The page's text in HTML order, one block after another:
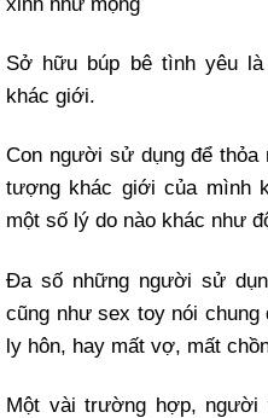
Sở hữu búp bê tình yêu
khác giới.
Con người sử dụng để thỏa
tượng khác giới của mình
một số lý do nào khác như
Đa số những người sử
cũng như sex toy nói
ly hôn, hay mất vợ, mất
Một vài trường hợp,